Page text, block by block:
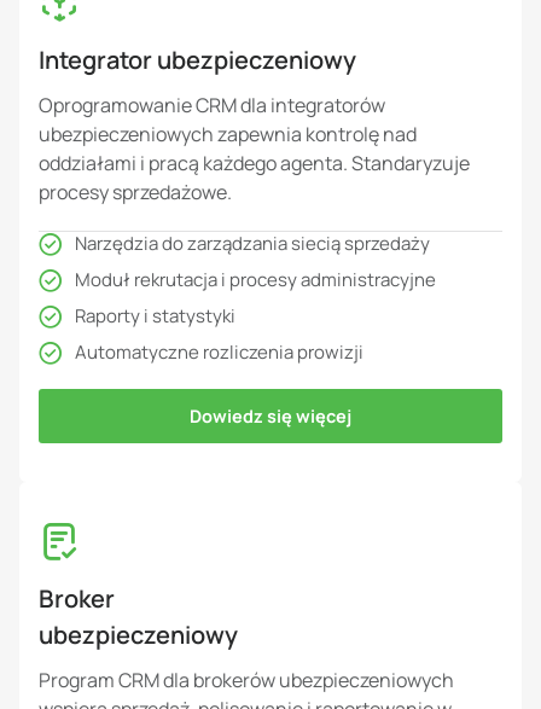
Integrator ubezpieczeniowy
Oprogramowanie CRM dla integratorów
ubezpieczeniowych zapewnia kontrolę nad
oddziałami i pracą każdego agenta. Standaryzuje
procesy sprzedażowe.
Narzędzia do zarządzania siecią sprzedaży
Moduł rekrutacja i procesy administracyjne
Raporty i statystyki
Automatyczne rozliczenia prowizji
Dowiedz się więcej
Broker
ubezpieczeniowy
Program CRM dla brokerów ubezpieczeniowych